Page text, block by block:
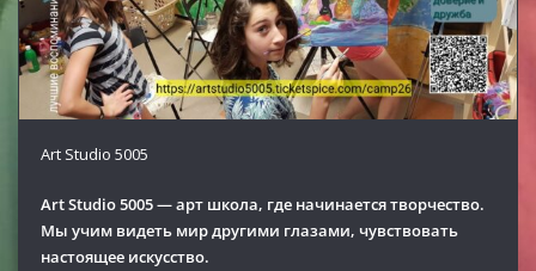
Art Studio 5005
Art Studio 5005 — арт школа, где начинается творчество.
Мы учим видеть мир другими глазами, чувствовать
настоящее искусство.